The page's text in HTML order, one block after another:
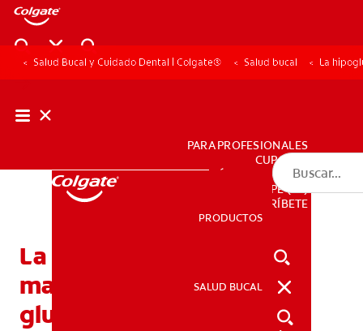
PRODUCTOS
PARA PROFESIONALES
CUPONES
DÓNDE COMPRAR
PE (ES)
SUSCRÍBETE
PRODUCTOS
SALUD BUCAL
Salud Bucal y Cuidado Dental | Colgate® Salud bucal La
La hipoglucemia y el
manejo de los niveles de
glucosa